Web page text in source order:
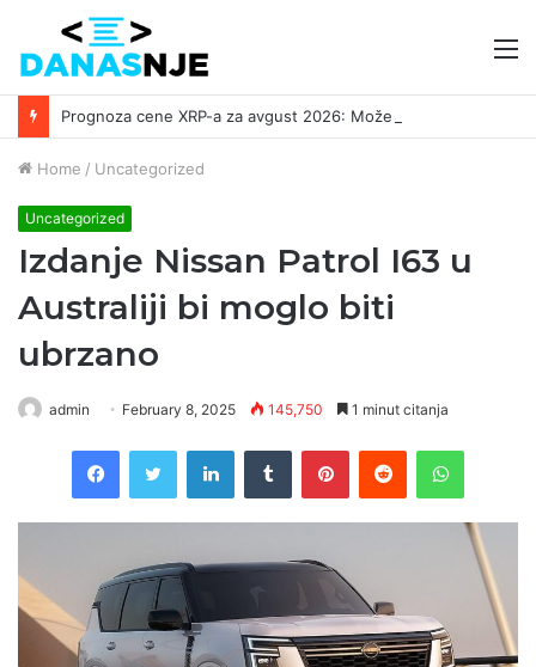
Home / Uncategorized
Uncategorized
Izdanje Nissan Patrol I63 u
Australiji bi moglo biti
ubrzano
admin February 8, 2025 145,750 1 minut citanja
FacebookTwitter LinkedInTumblr PinterestReddit